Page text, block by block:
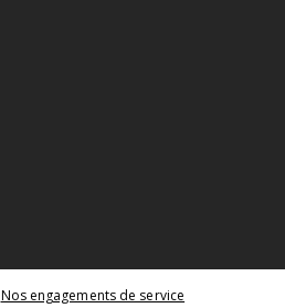
Nos engagements de service